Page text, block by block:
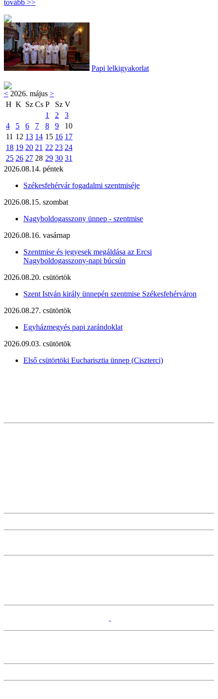
tovább >>
Papi lelkigyakorlat
< 2026. május >
H K Sz Cs P Sz V
1
2
3
4
5 6 7 8 9
10
11 12 13 14 15 16 17
18 19 20 21 22 23 24
25 26 27 28 29 30 31
2026.08.14. péntek
Székesfehérvár fogadalmi szentmiséje
2026.08.15. szombat
Nagyboldogasszony ünnep - szentmise
2026.08.16. vasárnap
Szentmise és jegyesek megáldása az Ercsi
Nagyboldogasszony-napi búcsún
2026.08.20. csütörtök
Szent István király ünnepén szentmise Székesfehérváron
2026.08.27. csütörtök
Egyházmegyés papi zarándoklat
2026.09.03. csütörtök
Első csütörtöki Eucharisztia ünnep (Ciszterci)